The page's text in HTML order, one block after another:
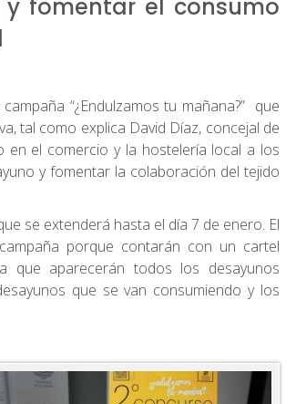
fomentar el consumo
“¿Endulzamos tu mañana?” que
tal como explica David Díaz, concejal de
en el comercio y la hostelería local a los
y fomentar la colaboración del tejido
se extenderá hasta el día 7 de enero. El
porque contarán con un cartel
que aparecerán todos los desayunos
que se van consumiendo y los